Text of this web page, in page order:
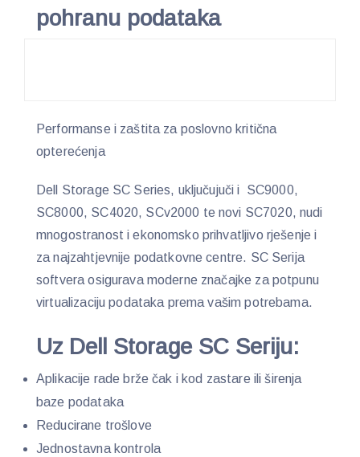
pohranu podataka
Performanse i zaštita za poslovno kritična
opterećenja
Dell Storage SC Series, uključujuči i SC9000,
SC8000, SC4020, SCv2000 te novi SC7020, nudi
mnogostranost i ekonomsko prihvatljivo rješenje i
za najzahtjevnije podatkovne centre. SC Serija
softvera osigurava moderne značajke za potpunu
virtualizaciju podataka prema vašim potrebama.
Uz Dell Storage SC Seriju:
Aplikacije rade brže čak i kod zastare ili širenja
baze podataka
Reducirane trošlove
Jednostavna kontrola